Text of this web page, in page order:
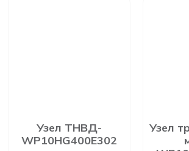
Узел ТНВД-
WP10HG400E302
Узел